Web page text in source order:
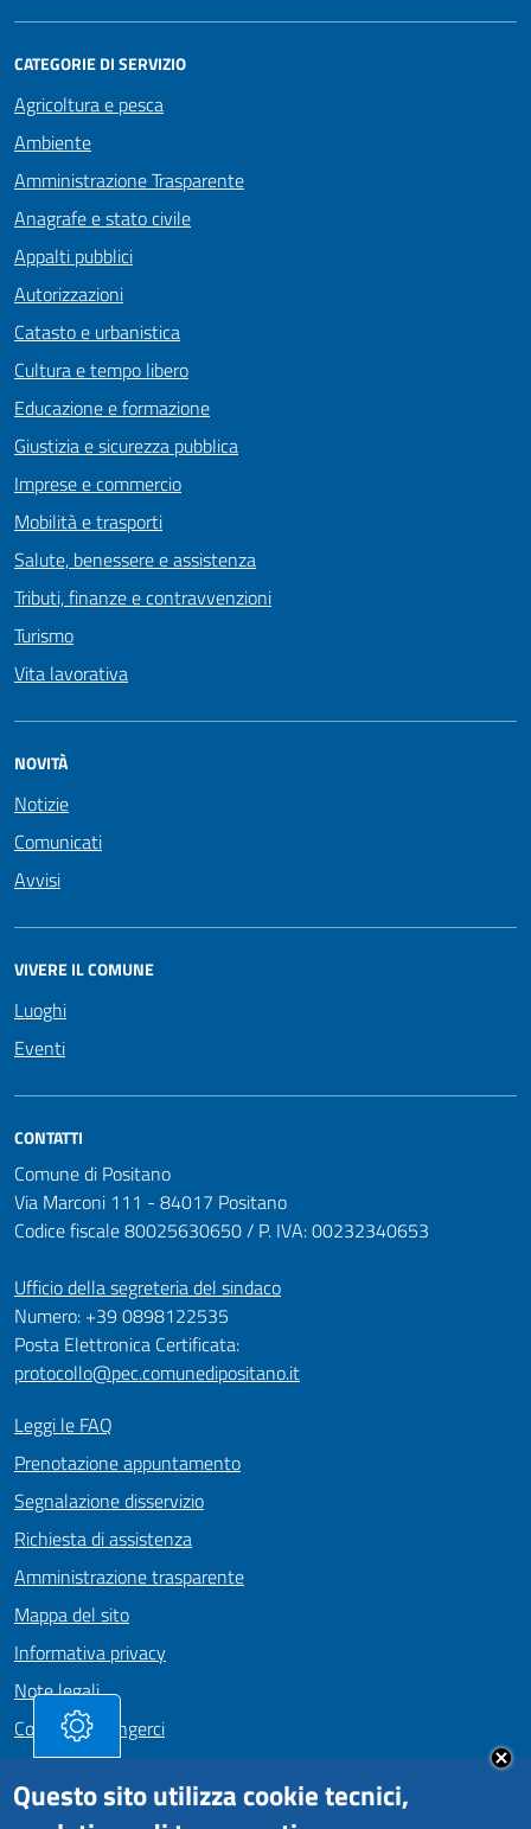
CATEGORIE DI SERVIZIO
Agricoltura e pesca
Ambiente
Amministrazione Trasparente
Anagrafe e stato civile
Appalti pubblici
Autorizzazioni
Catasto e urbanistica
Cultura e tempo libero
Educazione e formazione
Giustizia e sicurezza pubblica
Imprese e commercio
Mobilità e trasporti
Salute, benessere e assistenza
Tributi, finanze e contravvenzioni
Turismo
Vita lavorativa
NOVITÀ
Notizie
Comunicati
Avvisi
VIVERE IL COMUNE
Luoghi
Eventi
CONTATTI
Comune di Positano
Via Marconi 111 - 84017 Positano
Codice fiscale 80025630650 / P. IVA: 00232340653
Ufficio della segreteria del sindaco
Numero: +39 0898122535
Posta Elettronica Certificata:
protocollo@pec.comunedipositano.it
Leggi le FAQ
Prenotazione appuntamento
Segnalazione disservizio
Richiesta di assistenza
Amministrazione trasparente
Mappa del sito
Informativa privacy
Note legali
Come Raggiungerci
Dichiarazione di accessibilità
Questo sito utilizza cookie tecnici,